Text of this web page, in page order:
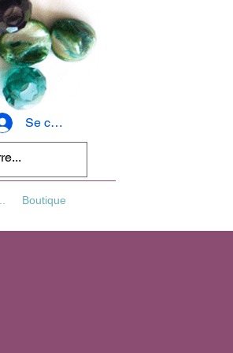
Se connecter
Boutique